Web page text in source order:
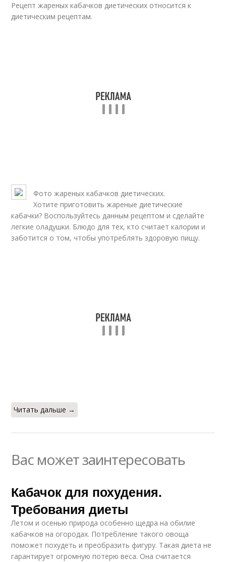
Рецепт жареных кабачков диетических относится к
диетическим рецептам.
Фото жареных кабачков диетических.
Хотите приготовить жареные диетические
кабачки? Воспользуйтесь данным рецептом и сделайте
легкие оладушки. Блюдо для тех, кто считает калории и
заботится о том, чтобы употреблять здоровую пищу.
Читать дальше →
Вас может заинтересовать
Кабачок для похудения.
Требования диеты
Летом и осенью природа особенно щедра на обилие
кабачков на огородах. Потребление такого овоща
поможет похудеть и преобразить фигуру. Такая диета не
гарантирует огромную потерю веса. Она считается